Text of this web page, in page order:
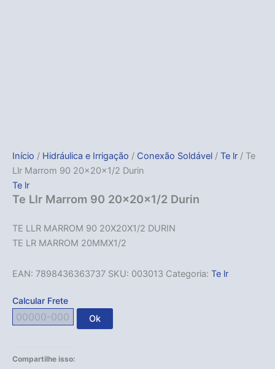
Início / Hidráulica e Irrigação / Conexão Soldável / Te lr / Te
Llr Marrom 90 20x20x1/2 Durin
Te lr
Te Llr Marrom 90 20x20x1/2 Durin
TE LLR MARROM 90 20X20X1/2 DURIN
TE LR MARROM 20MMX1/2
EAN: 7898436363737 SKU: 003013 Categoria: Te lr
Calcular Frete
Ok
Compartilhe isso: